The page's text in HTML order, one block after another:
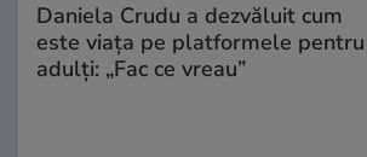
Daniela Crudu a dezvăluit cum
este viața pe platformele pentru
adulți: „Fac ce vreau”